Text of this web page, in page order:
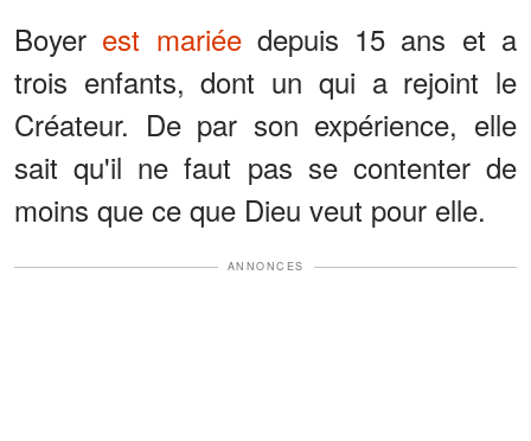
Boyer est mariéedepuis 15 ans et a
trois enfants, dont un qui a rejoint le
Créateur. De par son expérience, elle
sait qu'il ne faut pas se contenter de
moins que ce que Dieu veut pour elle.
ANNONCES